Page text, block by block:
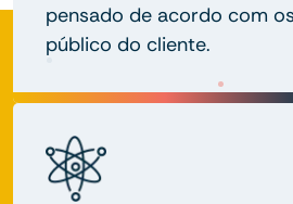
pensado de acordo com
público do cliente.